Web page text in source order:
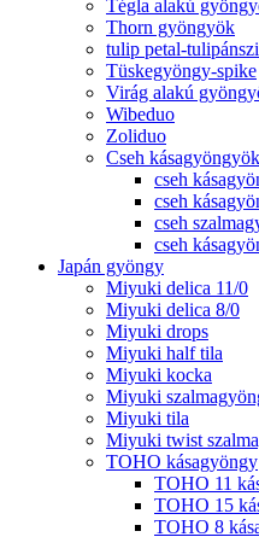
Tégla alakú
Thorn gyöngyök
tulip petal-
Tüskegyöngy-spike
Virág alakú
Wibeduo
Zoliduo
Cseh
cseh
cseh
cseh
cseh
Japán gyöngy
Miyuki delica 11/0
Miyuki delica 8/0
Miyuki drops
Miyuki half tila
Miyuki kocka
Miyuki
Miyuki tila
Miyuki twist
TOHO kásagyöngy
TOHO 11
TOHO 15
TOHO 8